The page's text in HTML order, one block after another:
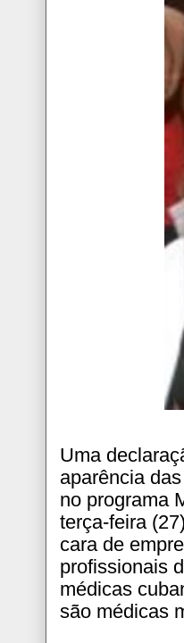
Uma
aparência
no programa
terça-feira
cara de
profissionais
médicas
são médicas